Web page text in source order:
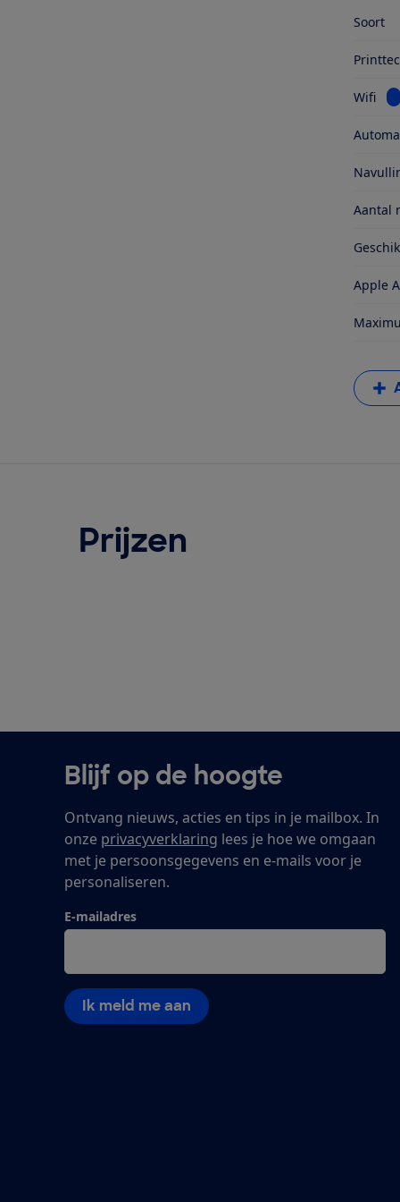
Soort
Wifi
Aantal
Apple
Prijzen
Blijf op de hoogte
Ontvang nieuws, acties en tips in je mailbox. In
onze privacyverklaring lees je hoe we omgaan
met je persoonsgegevens en e-mails voor je
personaliseren.
E-mailadres
Ik meld me aan